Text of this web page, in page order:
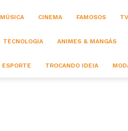
MÚSICA CINEMA FAMOSOS
TECNOLOGIA ANIMES & MANGÁS
ESPORTE TROCANDO IDEIA